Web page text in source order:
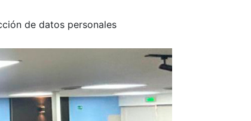
de datos personales